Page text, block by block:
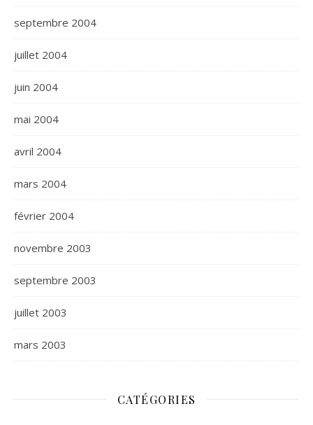
septembre 2004
juillet 2004
juin 2004
mai 2004
avril 2004
mars 2004
février 2004
novembre 2003
septembre 2003
juillet 2003
mars 2003
CATÉGORIES